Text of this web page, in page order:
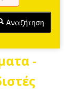
Αναζήτηση
-